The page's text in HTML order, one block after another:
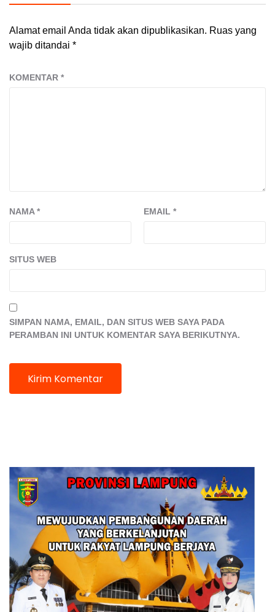
Alamat email Anda tidak akan dipublikasikan. Ruas yang
wajib ditandai *
KOMENTAR *
NAMA* EMAIL *
SITUS WEB
SIMPAN NAMA, EMAIL, DAN SITUS WEB SAYA PADA
PERAMBAN INI UNTUK KOMENTAR SAYA BERIKUTNYA.